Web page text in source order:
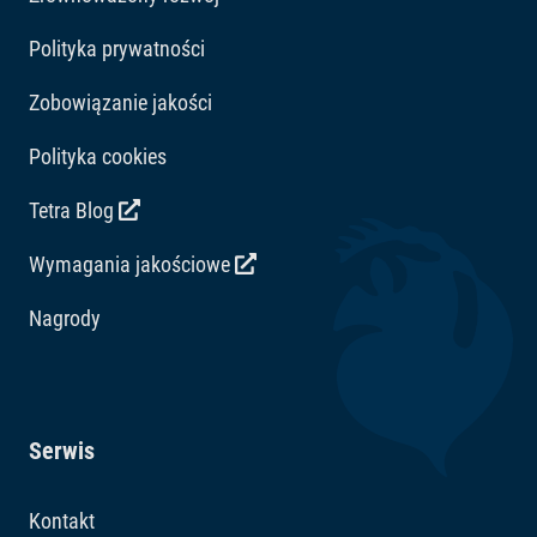
Polityka prywatności
Zobowiązanie jakości
Polityka cookies
Tetra Blog
Wymagania jakościowe
Nagrody
Serwis
Kontakt